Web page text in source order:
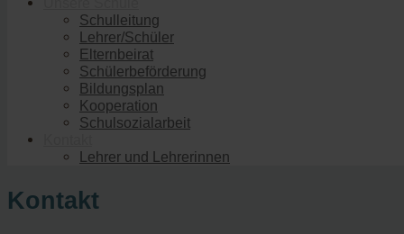
Schulleitung
Lehrer/Schüler
Elternbeirat
Schülerbeförderung
Bildungsplan
Kooperation
Schulsozialarbeit
Lehrer und Lehrerinnen
Kontakt